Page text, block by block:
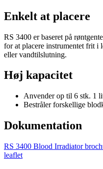
Enkelt at placere
RS 3400 er baseret på
for at placere instrumentet frit i
eller vandtilslutning.
Høj kapacitet
Anvender op til 6 stk. 1
Bestråler forskellige
Dokumentation
RS 3400 Blood Irradiator
leaflet